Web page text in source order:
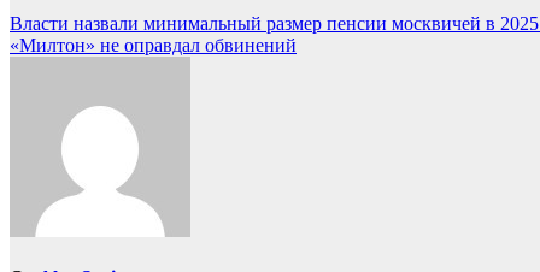
Навигация
по
Власти назвали минимальный размер пенсии москвичей в
«Милтон» не оправдал обвинений